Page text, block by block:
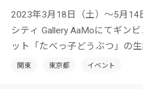
2023年3月18日（土）〜5月14
シティ Gallery AaMoにてギン
ット「たべっ子どうぶつ」の
ント『たべっ子どうぶつLAND
関東 東京都 イベント